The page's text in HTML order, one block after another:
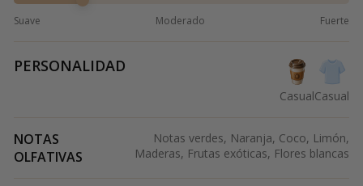
Suave Moderado Fuerte
PERSONALIDAD
CasualCasual
NOTAS
OLFATIVAS
Notas verdes, Naranja, Coco, Limón,
Maderas, Frutas exóticas, Flores blancas